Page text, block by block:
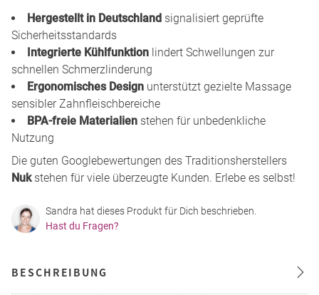
Hergestellt in Deutschland signalisiert geprüfte
Sicherheitsstandards
Integrierte Kühlfunktion lindert Schwellungen zur
schnellen Schmerzlinderung
Ergonomisches Design unterstützt gezielte Massage
sensibler Zahnfleischbereiche
BPA-freie Materialien stehen für unbedenkliche
Nutzung
Die guten Googlebewertungen des Traditionsherstellers
Nukstehen für viele überzeugte Kunden. Erlebe es selbst!
Sandra hat dieses Produkt für Dich beschrieben.
Hast du Fragen?
BESCHREIBUNG